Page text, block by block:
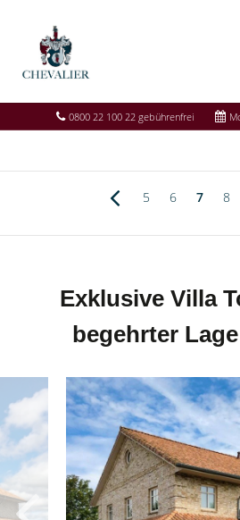
0800 22 100 22 gebührenfrei
5 6 7 8
Exklusive Villa
begehrter